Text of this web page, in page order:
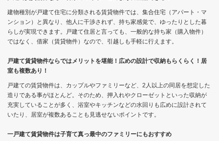
建物種別が戸建て住宅に分類される賃貸物件では、集合住宅（アパート・マ
ンション）と異なり、他人に干渉されず、持ち家感覚で、ゆったりとした暮
らしが実現できます。戸建て住居と言っても、一般的な持ち家（購入物件）
ではなく、借家（賃貸物件）なので、引越しも手軽に行えます。
戸建て賃貸物件ならではメリットを堪能！広めの設計で収納もらくらく！居
室も複数あり！
戸建ての賃貸物件は、カップルやファミリーなど、2人以上の同居を想定した
造りである事がほとんど。そのため、押入れやクローゼットといった収納が
充実していることが多く、浴室やキッチンなどの水回りも広めに設計されて
いたり、居室が複数あることも見逃せないポイントです。
一戸建て賃貸物件は子育て真っ最中のファミリーにもおすすめ